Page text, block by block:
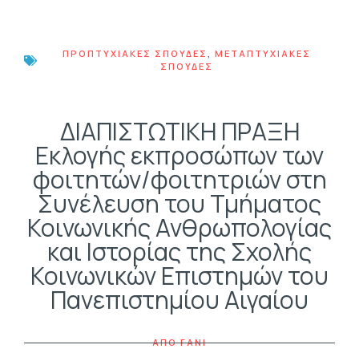
ΠΡΟΠΤΥΧΙΑΚΈΣ ΣΠΟΥΔΈΣ , ΜΕΤΑΠΤΥΧΙΑΚΈΣ
ΣΠΟΥΔΈΣ
ΔΙΑΠΙΣΤΩΤΙΚΗ ΠΡΑΞΗ
Εκλογής εκπροσώπων των
φοιτητών/φοιτητριών στη
Συνέλευση του Τμήματος
Κοινωνικής Ανθρωπολογίας
και Ιστορίας της Σχολής
Κοινωνικών Επιστημών του
Πανεπιστημίου Αιγαίου
ΑΠΟFANI